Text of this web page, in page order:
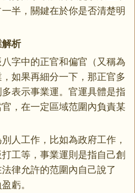
半，關鍵在於你是否清楚明
析
字中的正官和偏官（又稱為
如果再細分一下，那正官多
表示事業運。官運具體是指
，在一定區域范圍內負責某
人工作，比如為政府工作，
工等，事業運則是指自己創
律允許的范圍內自己說了
虧。